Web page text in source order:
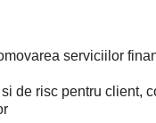
serviciilor
de risc pentru client,